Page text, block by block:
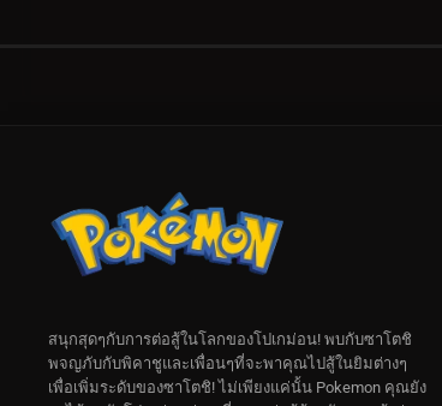
สนุกสุดๆกับการต่อสู้ในโลกของโปเกม่อน! พบกับซาโตชิ
พจญภับกับพิคาชูและเพื่อนๆที่จะพาคุณไปสู้ในยิมต่างๆ
เพื่อเพิ่มระดับของซาโตชิ! ไม่เพียงแค่นั้น Pokemon คุณยัง